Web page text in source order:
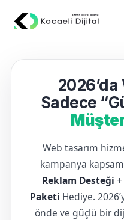
Sadece
Web tasarım
kampanya
Reklam Desteği +
Paketi Hediye.
önde ve güçlü bir